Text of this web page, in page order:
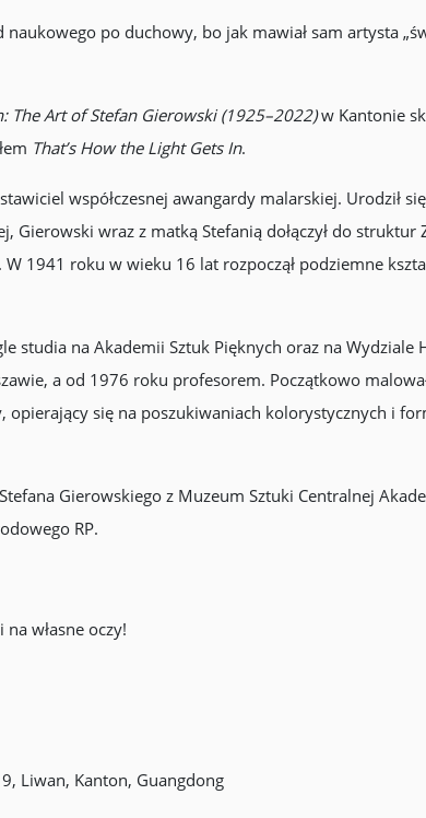
po duchowy, bo jak mawiał sam artysta
The Art of Stefan Gierowski (1925–2022)w Kantonie
That’s How the Light Gets In.
współczesnej awangardy malarskiej. Urodził
wraz z matką Stefanią dołączył do struktur
1941 roku w wieku 16 lat rozpoczął podziemne
studia na Akademii Sztuk Pięknych oraz na Wydziale
a od 1976 roku profesorem. Początkowo
się na poszukiwaniach kolorystycznych i
Gierowskiego z Muzeum Sztuki Centralnej
RP.
własne oczy!
Liwan, Kanton, Guangdong